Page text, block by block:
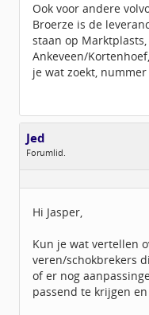
Ook voor andere
Broerze is de
staan op
Ankeveen/
je wat zoekt,
Jed
Forumlid.
Geregistreerd:05 / 2015
Hi Jasper,
Kun je wat vertellen
veren/schokbrekers
of er nog
passend te krijgen